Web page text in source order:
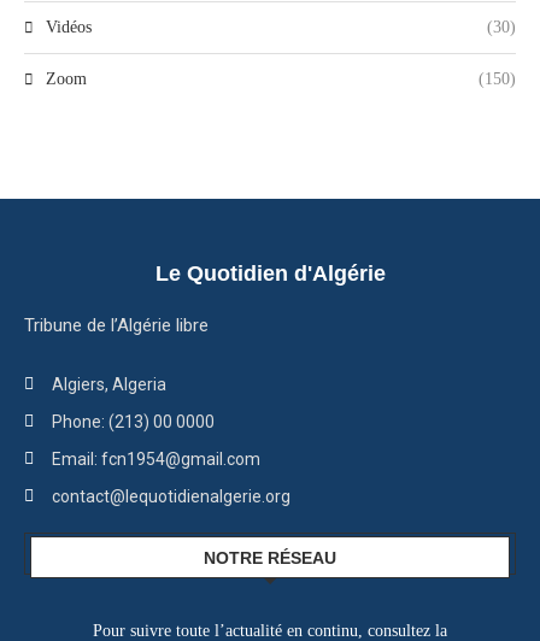
Vidéos (30)
Zoom (150)
Le Quotidien d'Algérie
Tribune de l’Algérie libre
Algiers, Algeria
Phone: (213) 00 0000
Email: fcn1954@gmail.com
contact@lequotidienalgerie.org
NOTRE RÉSEAU
Pour suivre toute l’actualité en continu, consultez la